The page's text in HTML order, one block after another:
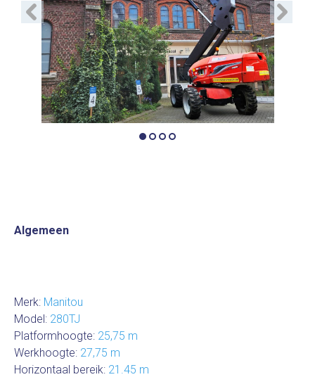
Vorige
Algemeen
Merk: Manitou
Model: 280TJ
Platformhoogte: 25,75 m
Werkhoogte: 27,75 m
Horizontaal bereik: 21.45 m